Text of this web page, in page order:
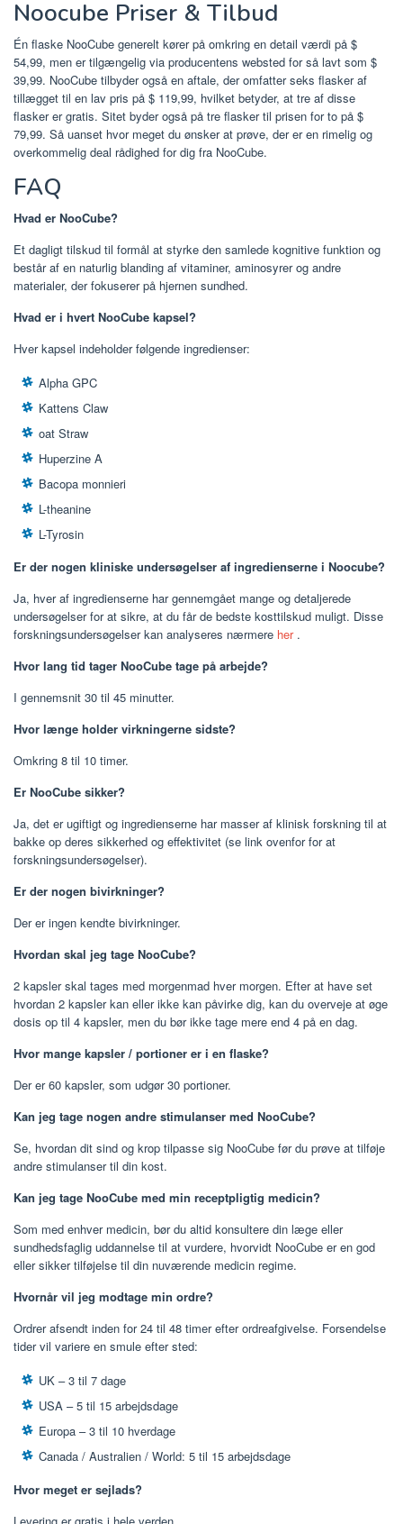
Noocube Priser & Tilbud
Én flaske NooCube generelt kører på omkring en detail værdi på $
54,99, men er tilgængelig via producentens websted for så lavt som $
39,99. NooCube tilbyder også en aftale, der omfatter seks flasker af
tillægget til en lav pris på $ 119,99, hvilket betyder, at tre af disse
flasker er gratis. Sitet byder også på tre flasker til prisen for to på $
79,99. Så uanset hvor meget du ønsker at prøve, der er en rimelig og
overkommelig deal rådighed for dig fra NooCube.
FAQ
Hvad er NooCube?
Et dagligt tilskud til formål at styrke den samlede kognitive funktion og
består af en naturlig blanding af vitaminer, aminosyrer og andre
materialer, der fokuserer på hjernen sundhed.
Hvad er i hvert NooCube kapsel?
Hver kapsel indeholder følgende ingredienser:
Alpha GPC
Kattens Claw
oat Straw
Huperzine A
Bacopa monnieri
L-theanine
L-Tyrosin
Er der nogen kliniske undersøgelser af ingredienserne i Noocube?
Ja, hver af ingredienserne har gennemgået mange og detaljerede
undersøgelser for at sikre, at du får de bedste kosttilskud muligt. Disse
forskningsundersøgelser kan analyseres nærmere her.
Hvor lang tid tager NooCube tage på arbejde?
I gennemsnit 30 til 45 minutter.
Hvor længe holder virkningerne sidste?
Omkring 8 til 10 timer.
Er NooCube sikker?
Ja, det er ugiftigt og ingredienserne har masser af klinisk forskning til at
bakke op deres sikkerhed og effektivitet (se link ovenfor for at
forskningsundersøgelser).
Er der nogen bivirkninger?
Der er ingen kendte bivirkninger.
Hvordan skal jeg tage NooCube?
2 kapsler skal tages med morgenmad hver morgen. Efter at have set
hvordan 2 kapsler kan eller ikke kan påvirke dig, kan du overveje at øge
dosis op til 4 kapsler, men du bør ikke tage mere end 4 på en dag.
Hvor mange kapsler / portioner er i en flaske?
Der er 60 kapsler, som udgør 30 portioner.
Kan jeg tage nogen andre stimulanser med NooCube?
Se, hvordan dit sind og krop tilpasse sig NooCube før du prøve at tilføje
andre stimulanser til din kost.
Kan jeg tage NooCube med min receptpligtig medicin?
Som med enhver medicin, bør du altid konsultere din læge eller
sundhedsfaglig uddannelse til at vurdere, hvorvidt NooCube er en god
eller sikker tilføjelse til din nuværende medicin regime.
Hvornår vil jeg modtage min ordre?
Ordrer afsendt inden for 24 til 48 timer efter ordreafgivelse. Forsendelse
tider vil variere en smule efter sted:
UK – 3 til 7 dage
USA – 5 til 15 arbejdsdage
Europa – 3 til 10 hverdage
Canada / Australien / World: 5 til 15 arbejdsdage
Hvor meget er sejlads?